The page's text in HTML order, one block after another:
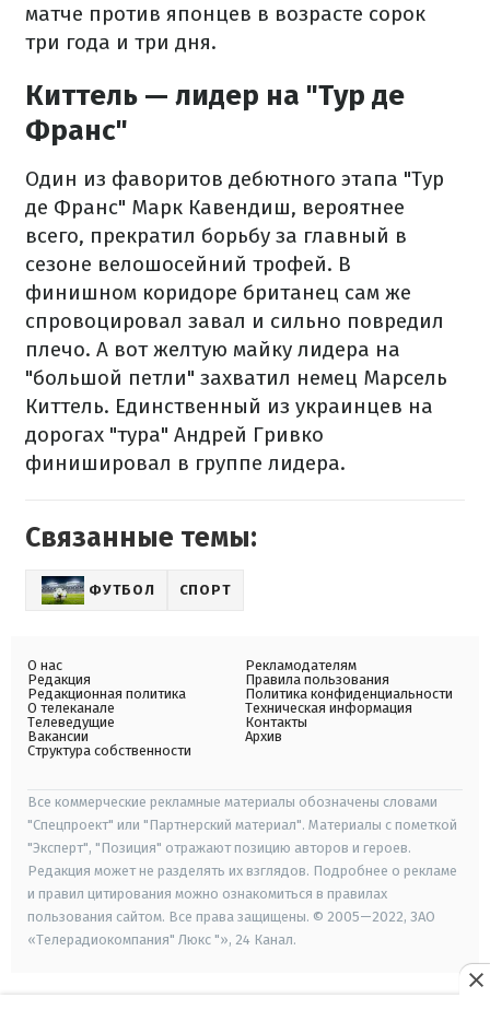
матче против японцев в возрасте сорок
три года и три дня.
Киттель — лидер на "Тур де
Франс"
Один из фаворитов дебютного этапа "Тур
де Франс" Марк Кавендиш, вероятнее
всего, прекратил борьбу за главный в
сезоне велошосейний трофей. В
финишном коридоре британец сам же
спровоцировал завал и сильно повредил
плечо. А вот желтую майку лидера на
"большой петли" захватил немец Марсель
Киттель. Единственный из украинцев на
дорогах "тура" Андрей Гривко
финишировал в группе лидера.
Связанные темы:
ФУТБОЛ СПОРТ
О нас
Редакция
Редакционная политика
О телеканале
Телеведущие
Вакансии
Структура собственности
Рекламодателям
Правила пользования
Политика конфиденциальности
Техническая информация
Контакты
Архив
Все коммерческие рекламные материалы обозначены словами
"Спецпроект" или "Партнерский материал". Материалы с пометкой
"Эксперт", "Позиция" отражают позицию авторов и героев.
Редакция может не разделять их взглядов. Подробнее о рекламе
и правил цитирования можно ознакомиться в правилах
пользования сайтом. Все права защищены. © 2005—2022, ЗАО
«Телерадиокомпания" Люкс "», 24 Канал.